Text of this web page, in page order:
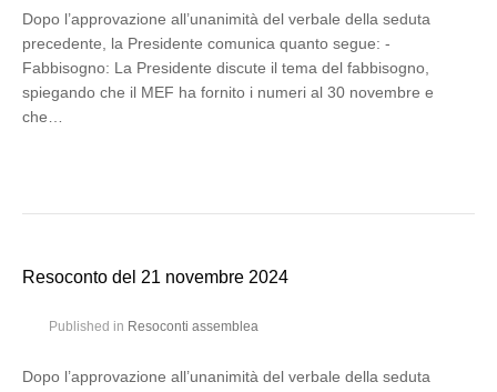
Dopo l’approvazione all’unanimità del verbale della seduta
precedente, la Presidente comunica quanto segue: -
Fabbisogno: La Presidente discute il tema del fabbisogno,
spiegando che il MEF ha fornito i numeri al 30 novembre e
che…
Resoconto del 21 novembre 2024
Published in Resoconti assemblea
Dopo l’approvazione all’unanimità del verbale della seduta